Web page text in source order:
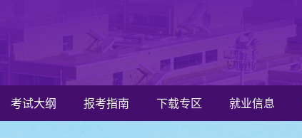
考试大纲 报考指南 下载专区 就业信息